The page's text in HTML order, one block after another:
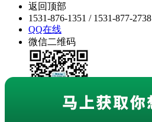
返回顶部
1531-876-1351 / 1531-877-2738
QQ在线
微信二维码